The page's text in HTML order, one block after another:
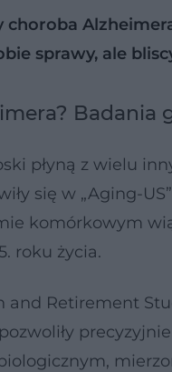
choroba
sprawy, ale
Badania
płyną z wielu
się w „Aging-
komórkowym
roku życia.
Retirement